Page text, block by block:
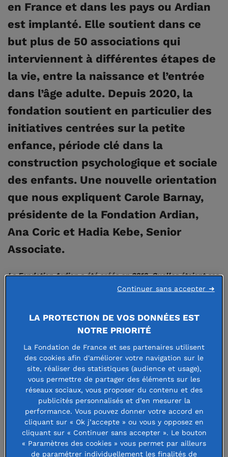
en France et dans les pays ou Ardian
est implanté. Elle soutient dans ce
but plus de 50 associations qui
interviennent à différentes étapes de
la vie, entre la naissance et l’entrée
dans l’âge adulte. Depuis 2020, la
fondation soutient en particulier des
initiatives centrées sur la petite
enfance, période clé dans la
construction psychologique et sociale
des enfants. Une nouvelle orientation
que nous expliquent Carole Barnay,
présidente de la Fondation Ardian,
Ana Coric et Hadia Kebe, Senior
Associate.
La Fondation Ardian a été créée en 2010. Quelles étaient ses
missions et sa stratégie à l’origine ?
[Hadia KEBE]Nos premières actions avaient pour but de
favoriser la mobilité sociale des étudiants issus de milieux
défavorisés, notamment en finançant des bourses et en
organisant des actions de mentorat assurées par des
collaborateurs de l’entreprise. L’objectif était de proposer à
ces étudiants un accompagnement complet, au-delà du
seul aspect financier. Au fil des années et de nos
expériences de terrain, nous avons pris conscience de la
construction très précoce des inégalités. Nous avons initié
des échanges avec des neuropsychiatres comme Boris
LA PROTECTION DE VOS DONNÉES EST
NOTRE PRIORITÉ
La Fondation de France et ses partenaires utilisent
des cookies afin d'améliorer votre navigation sur le
site, réaliser des statistiques (audience et usage),
vous permettre de partager des éléments sur les
réseaux sociaux, vous proposer du contenu et des
publicités personnalisés et d’en mesurer la
performance. Vous pouvez donner votre accord en
cliquant sur « Ok j’accepte » ou vous y opposez en
cliquant sur « Continuer sans accepter ». Le bouton
« Paramètres des cookies » vous permet par ailleurs
de paramétrer individuellement les finalités de
Continuer sans accepter ➜